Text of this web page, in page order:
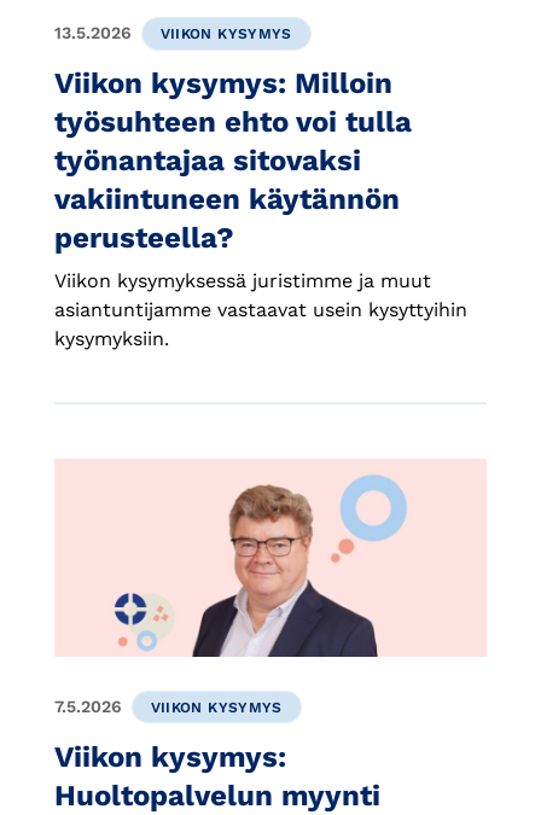
13.5.2026 VIIKON KYSYMYS
Viikon kysymys: Milloin
työsuhteen ehto voi tulla
työnantajaa sitovaksi
vakiintuneen käytännön
perusteella?
Viikon kysymyksessä juristimme ja muut
asiantuntijamme vastaavat usein kysyttyihin
kysymyksiin.
7.5.2026 VIIKON KYSYMYS
Viikon kysymys:
Huoltopalvelun myynti